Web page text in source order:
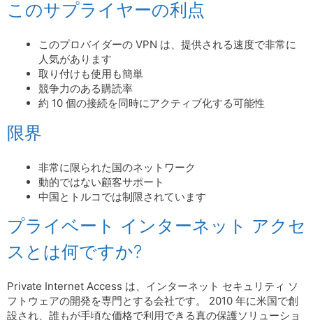
このサプライヤーの利点
このプロバイダーの VPN は、提供される速度で非常に
人気があります
取り付けも使用も簡単
競争力のある購読率
約 10 個の接続を同時にアクティブ化する可能性
限界
非常に限られた国のネットワーク
動的ではない顧客サポート
中国とトルコでは制限されています
プライベート インターネット アクセ
スとは何ですか?
Private Internet Access は、インターネット セキュリティ ソ
フトウェアの開発を専門とする会社です。 2010 年に米国で創
設され、誰もが手頃な価格で利用できる真の保護ソリューショ